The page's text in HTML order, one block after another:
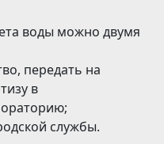
воды можно двумя
передать на
в
службы.